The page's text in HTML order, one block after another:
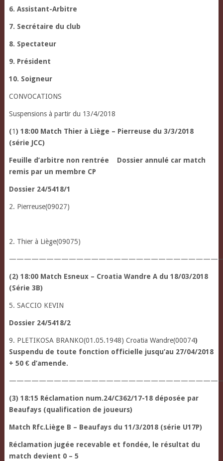
6. Assistant-Arbitre
7. Secrétaire du club
8. Spectateur
9. Président
10. Soigneur
CONVOCATIONS
Suspensions à partir du 13/4/2018
(1) 18:00 Match Thier à Liège – Pierreuse du 3/3/2018
(série JCC)
Feuille d’arbitre non rentrée
Dossier annulé car match
remis par un membre CP
Dossier 24/5418/1
2. Pierreuse(09027)
2. Thier à Liège(09075)
(2) 18:00 Match Esneux – Croatia Wandre A du 18/03/2018
(Série 3B)
5. SACCIO KEVIN
Dossier 24/5418/2
9. PLETIKOSA BRANKO(01.05.1948) Croatia Wandre(00074)
Suspendu de toute fonction officielle jusqu’au 27/04/2018
+ 50 € d’amende.
(3) 18:15 Réclamation num.24/C362/17-18 déposée par
Beaufays (qualification de joueurs)
Match Rfc.Liège B – Beaufays du 11/3/2018 (série U17P)
Réclamation jugée recevable et fondée, le résultat du
match devient 0 – 5